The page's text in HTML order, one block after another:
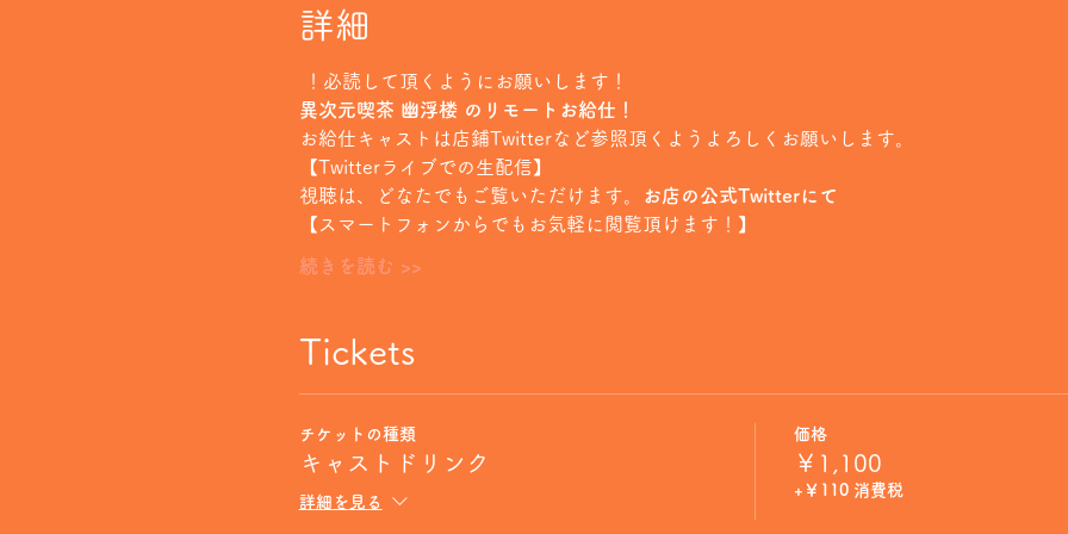
詳細
！必読して頂くようにお願いします！
異次元喫茶 幽浮楼 のリモートお給仕！
お給仕キャストは店鋪Twitterなど参照頂くようよろしくお願いします。
【Twitterライブでの生配信】
視聴は
、どなたでもご覧いただけます。
お店の公式Twitterにて
【スマートフォンからでもお気軽に閲覧頂けます！】
続きを読む >>
Tickets
チケットの種類
キャストドリンク
詳細を見る
価格
￥1,100
+￥110 消費税